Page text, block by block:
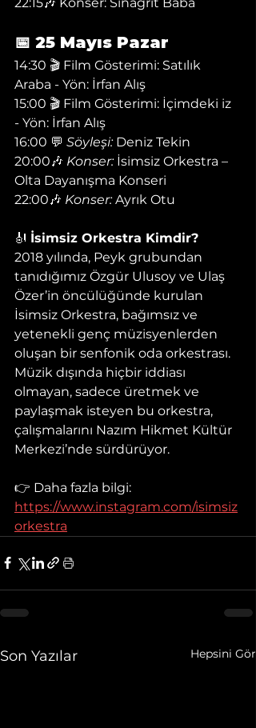
📅 25 Mayıs Pazar
14:30 🎬 Film Gösterimi: Satılık
Araba - Yön: İrfan Alış
15:00 🎬 Film Gösterimi: İçimdeki iz
- Yön: İrfan Alış
16:00 💬 Söyleşi: Deniz Tekin
20:00🎶 Konser: İsimsiz Orkestra –
Olta Dayanışma Konseri
22:00🎶 Konser: Ayrık Otu
🎻 İsimsiz Orkestra Kimdir?
2018 yılında, Peyk grubundan
tanıdığımız Özgür Ulusoy ve Ulaş
Özer’in öncülüğünde kurulan
İsimsiz Orkestra, bağımsız ve
yetenekli genç müzisyenlerden
oluşan bir senfonik oda orkestrası.
Müzik dışında hiçbir iddiası
olmayan, sadece üretmek ve
paylaşmak isteyen bu orkestra,
çalışmalarını Nazım Hikmet Kültür
Merkezi’nde sürdürüyor.
👉 Daha fazla bilgi:
https://www.instagram.com/isimsiz
orkestra
Son Yazılar Hepsini Gör